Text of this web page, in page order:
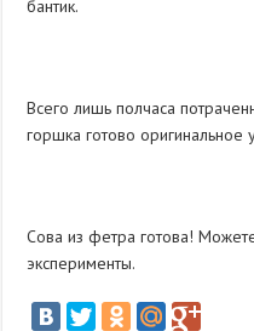
бантик.
Всего лишь полчаса
горшка готово оригинальное
Сова из фетра готова!
эксперименты.